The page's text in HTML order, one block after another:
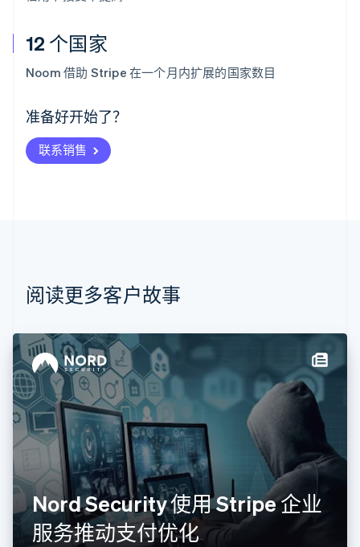
12 个国家
Noom 借助 Stripe 在一个月内扩展的国家数目
准备好开始了？
联系销售
阅读更多客户故事
Nord Security 使用 Stripe 企业
服务推动支付优化
阿联酋
爱尔兰
爱沙尼亚
English
奥地利
Deutsch English
Nederlands Français Deutsch
波兰
丹麦
English
德国
Deutsch English
法国
FrançaisEnglish
芬兰
EnglishSvenska
荷兰
NederlandsEnglish
加拿大
EnglishFrançais
捷克